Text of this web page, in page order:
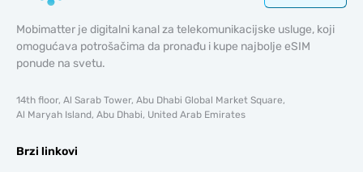
Mobimatter je digitalni kanal za telekomunikacijske usluge, koji
omogućava potrošačima da pronađu i kupe najbolje eSIM
ponude na svetu.
14th floor, Al Sarab Tower, Abu Dhabi Global Market Square,
Al Maryah Island, Abu Dhabi, United Arab Emirates
Brzi linkovi